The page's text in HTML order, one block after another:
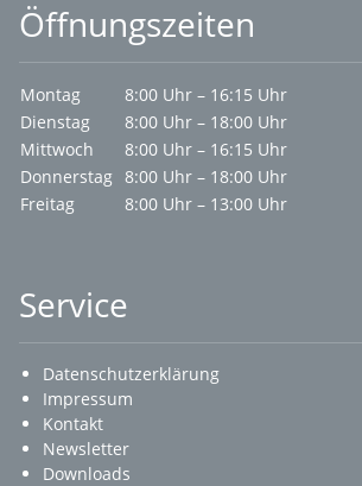
Öffnungszeiten
Montag
8:00 Uhr – 16:15 Uhr
Dienstag
8:00 Uhr – 18:00 Uhr
Mittwoch
8:00 Uhr – 16:15 Uhr
Donnerstag 8:00 Uhr – 18:00 Uhr
Freitag
8:00 Uhr – 13:00 Uhr
Service
Datenschutzerklärung
Impressum
Kontakt
Newsletter
Downloads